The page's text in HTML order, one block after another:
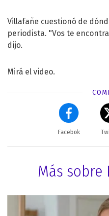
Villafañe cuestionó de
periodista. "Vos te
dijo.
Mirá el video.
Facebok
Más sobre